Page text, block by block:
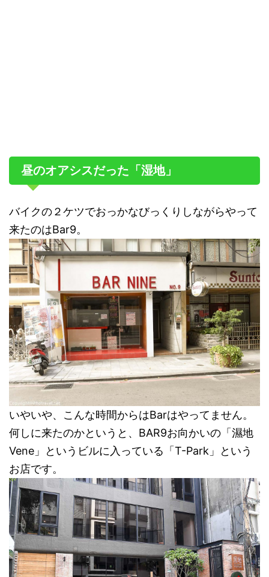
昼のオアシスだった「湿地」
バイクの２ケツでおっかなびっくりしながらやって
来たのはBar9。
いやいや、こんな時間からはBarはやってません。
何しに来たのかというと、BAR9お向かいの「濕地
Vene」というビルに入っている「T-Park」という
お店です。